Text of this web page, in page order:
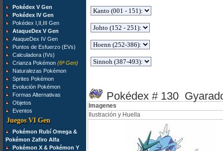
Pokédex V Gen
Pokédex IV Gen
Pokédex I,II,III Gen
AtaqueDex V Gen
AtaqueDex IV Gen
Puntos de Esfuerzo (EVs)
Calculadora (IVs)
Crianza Pokémon (6ª Gen)
Naturalezas Pokémon
Sprites Pokémon
Evolución Pokémon
Formas Alternativas
Objetos
Eventos
Juegos VI Gen
Pokémon Rubí Omega &
Pokémon Zafiro Alfa
Pokémon X & Pokémon Y
Pokédex # 130
Imagenes
Ilustración y Huella